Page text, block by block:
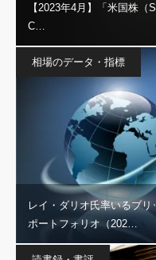
【2023年4月】「米国株（
C…
相場のデータ・指標
レイ・ダリオ氏率いるブ
ポートフォリオ（202…